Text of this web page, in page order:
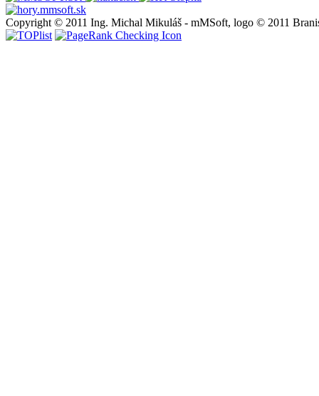
Copyright © 2011 Ing. Michal Mikuláš - mMSoft, logo © 2011